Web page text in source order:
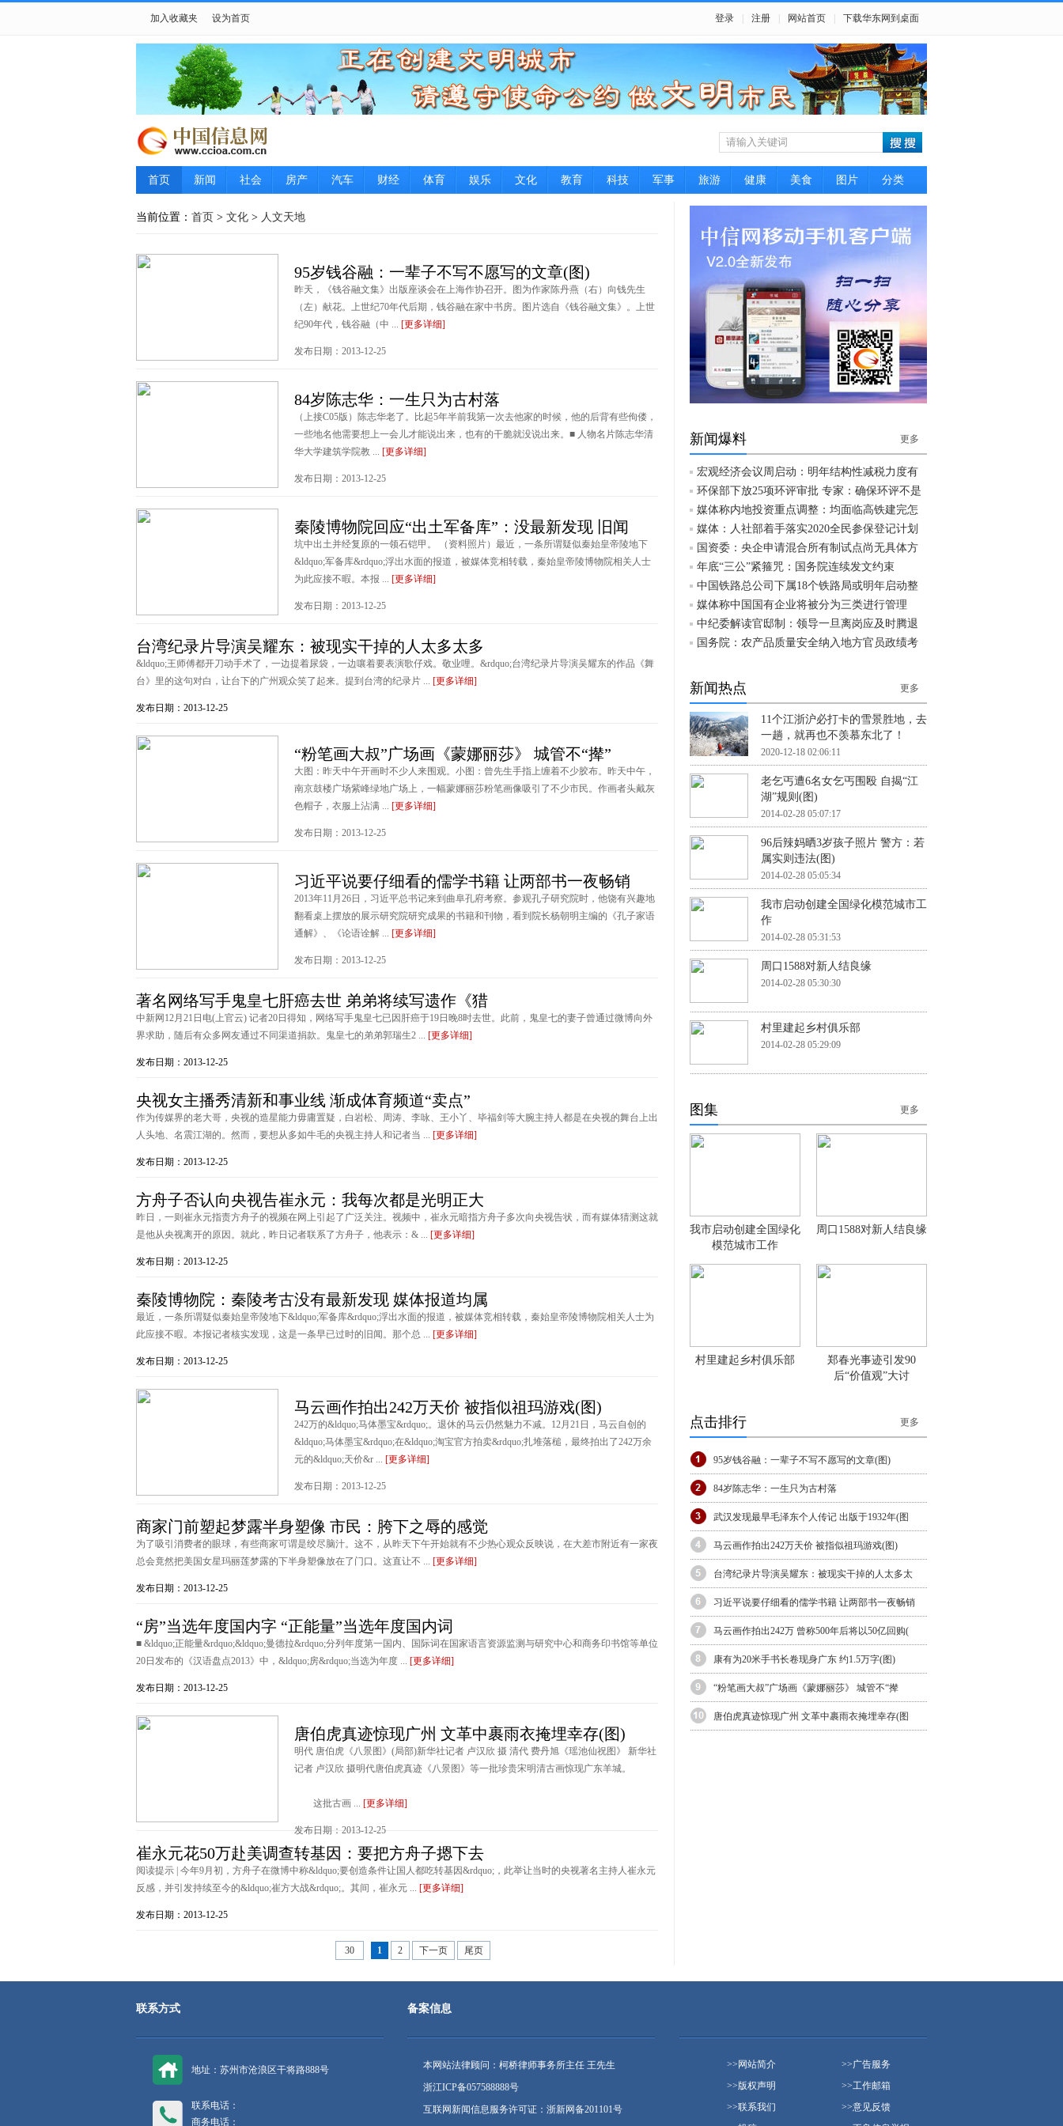
加入收藏夹 设为首页 登录 注册 网站首页 下载华东网到桌面
首页 新闻 社会 房产 汽车 财经 体育 娱乐 文化 教育 科技 军事 旅游 健康 美食 图片 分类
当前位置： 首页 > 文化 > 人文天地
95岁钱谷融：一辈子不写不愿写的文章(图)
昨天，《钱谷融文集》出版座谈会在上海作协召开。图为作家陈丹燕（右）向钱先生
（左）献花。上世纪70年代后期，钱谷融在家中书房。图片选自《钱谷融文集》。上世
纪90年代，钱谷融（中 ... [更多详细]
发布日期：2013-12-25
84岁陈志华：一生只为古村落
（上接C05版）陈志华老了。比起5年半前我第一次去他家的时候，他的后背有些佝偻，
一些地名他需要想上一会儿才能说出来，也有的干脆就没说出来。■ 人物名片陈志华清
华大学建筑学院教 ... [更多详细]
发布日期：2013-12-25
秦陵博物院回应“出土军备库”：没最新发现 旧闻
坑中出土并经复原的一领石铠甲。 （资料照片）最近，一条所谓疑似秦始皇帝陵地下
&ldquo;军备库&rdquo;浮出水面的报道，被媒体竞相转载，秦始皇帝陵博物院相关人士
为此应接不暇。本报 ... [更多详细]
发布日期：2013-12-25
台湾纪录片导演吴耀东：被现实干掉的人太多太多
&ldquo;王师傅都开刀动手术了，一边提着尿袋，一边嚷着要表演歌仔戏。敬业哩。&rdquo;台湾纪录片导演吴耀东的作品《舞
台》里的这句对白，让台下的广州观众笑了起来。提到台湾的纪录片 ... [更多详细]
发布日期：2013-12-25
“粉笔画大叔”广场画《蒙娜丽莎》 城管不“撵”
大图：昨天中午开画时不少人来围观。小图：曾先生手指上缠着不少胶布。昨天中午，
南京鼓楼广场紫峰绿地广场上，一幅蒙娜丽莎粉笔画像吸引了不少市民。作画者头戴灰
色帽子，衣服上沾满 ... [更多详细]
发布日期：2013-12-25
习近平说要仔细看的儒学书籍 让两部书一夜畅销
2013年11月26日，习近平总书记来到曲阜孔府考察。参观孔子研究院时，他饶有兴趣地
翻看桌上摆放的展示研究院研究成果的书籍和刊物，看到院长杨朝明主编的《孔子家语
通解》、《论语诠解 ... [更多详细]
发布日期：2013-12-25
著名网络写手鬼皇七肝癌去世 弟弟将续写遗作《猎
中新网12月21日电(上官云) 记者20日得知，网络写手鬼皇七已因肝癌于19日晚8时去世。此前，鬼皇七的妻子曾通过微博向外
界求助，随后有众多网友通过不同渠道捐款。鬼皇七的弟弟郭瑞生2 ... [更多详细]
发布日期：2013-12-25
央视女主播秀清新和事业线 渐成体育频道“卖点”
作为传媒界的老大哥，央视的造星能力毋庸置疑，白岩松、周涛、李咏、王小丫、毕福剑等大腕主持人都是在央视的舞台上出
人头地、名震江湖的。然而，要想从多如牛毛的央视主持人和记者当 ... [更多详细]
发布日期：2013-12-25
方舟子否认向央视告崔永元：我每次都是光明正大
昨日，一则崔永元指责方舟子的视频在网上引起了广泛关注。视频中，崔永元暗指方舟子多次向央视告状，而有媒体猜测这就
是他从央视离开的原因。就此，昨日记者联系了方舟子，他表示：& ... [更多详细]
发布日期：2013-12-25
秦陵博物院：秦陵考古没有最新发现 媒体报道均属
最近，一条所谓疑似秦始皇帝陵地下&ldquo;军备库&rdquo;浮出水面的报道，被媒体竞相转载，秦始皇帝陵博物院相关人士为
此应接不暇。本报记者核实发现，这是一条早已过时的旧闻。那个总 ... [更多详细]
发布日期：2013-12-25
马云画作拍出242万天价 被指似祖玛游戏(图)
242万的&ldquo;马体墨宝&rdquo;。退休的马云仍然魅力不减。12月21日，马云自创的
&ldquo;马体墨宝&rdquo;在&ldquo;淘宝官方拍卖&rdquo;扎堆落槌，最终拍出了242万余
元的&ldquo;天价&r ... [更多详细]
发布日期：2013-12-25
商家门前塑起梦露半身塑像 市民：胯下之辱的感觉
为了吸引消费者的眼球，有些商家可谓是绞尽脑汁。这不，从昨天下午开始就有不少热心观众反映说，在大差市附近有一家夜
总会竟然把美国女星玛丽莲梦露的下半身塑像放在了门口。这直让不 ... [更多详细]
发布日期：2013-12-25
“房”当选年度国内字 “正能量”当选年度国内词
■ &ldquo;正能量&rdquo;&ldquo;曼德拉&rdquo;分列年度第一国内、国际词在国家语言资源监测与研究中心和商务印书馆等单位
20日发布的《汉语盘点2013》中，&ldquo;房&rdquo;当选为年度 ... [更多详细]
发布日期：2013-12-25
唐伯虎真迹惊现广州 文革中裹雨衣掩埋幸存(图)
明代 唐伯虎《八景图》(局部)新华社记者 卢汉欣 摄 清代 费丹旭《瑶池仙祝图》 新华社
记者 卢汉欣 摄明代唐伯虎真迹《八景图》等一批珍贵宋明清古画惊现广东羊城。
这批古画 ... [更多详细]
发布日期：2013-12-25
崔永元花50万赴美调查转基因：要把方舟子摁下去
阅读提示 | 今年9月初，方舟子在微博中称&ldquo;要创造条件让国人都吃转基因&rdquo;，此举让当时的央视著名主持人崔永元
反感，并引发持续至今的&ldquo;崔方大战&rdquo;。其间，崔永元 ... [更多详细]
发布日期：2013-12-25
30 1 2 下一页 尾页
新闻爆料 更多
宏观经济会议周启动：明年结构性减税力度有
环保部下放25项环评审批 专家：确保环评不是
媒体称内地投资重点调整：均面临高铁建完怎
媒体：人社部着手落实2020全民参保登记计划
国资委：央企申请混合所有制试点尚无具体方
年底“三公”紧箍咒：国务院连续发文约束
中国铁路总公司下属18个铁路局或明年启动整
媒体称中国国有企业将被分为三类进行管理
中纪委解读官邸制：领导一旦离岗应及时腾退
国务院：农产品质量安全纳入地方官员政绩考
新闻热点 更多
11个江浙沪必打卡的雪景胜地，去
一趟，就再也不羡慕东北了！
2020-12-18 02:06:11
老乞丐遭6名女乞丐围殴 自揭“江
湖”规则(图)
2014-02-28 05:07:17
96后辣妈晒3岁孩子照片 警方：若
属实则违法(图)
2014-02-28 05:05:34
我市启动创建全国绿化模范城市工
作
2014-02-28 05:31:53
周口1588对新人结良缘
2014-02-28 05:30:30
村里建起乡村俱乐部
2014-02-28 05:29:09
图集 更多
我市启动创建全国绿化
模范城市工作
周口1588对新人结良缘
村里建起乡村俱乐部
郑春光事迹引发90
后“价值观”大讨
点击排行 更多
95岁钱谷融：一辈子不写不愿写的文章(图)
84岁陈志华：一生只为古村落
武汉发现最早毛泽东个人传记 出版于1932年(图
马云画作拍出242万天价 被指似祖玛游戏(图)
台湾纪录片导演吴耀东：被现实干掉的人太多太
习近平说要仔细看的儒学书籍 让两部书一夜畅销
马云画作拍出242万 曾称500年后将以50亿回购(
康有为20米手书长卷现身广东 约1.5万字(图)
“粉笔画大叔”广场画《蒙娜丽莎》 城管不“撵
唐伯虎真迹惊现广州 文革中裹雨衣掩埋幸存(图
联系方式
地址：苏州市沧浪区干将路888号
联系电话：
商务电话：
备案信息
本网站法律顾问：柯桥律师事务所主任 王先生
浙江ICP备057588888号
互联网新闻信息服务许可证：浙新网备201101号
>> 网站简介 >>广告服务
>>版权声明 >>工作邮箱
>>联系我们 >>意见反馈